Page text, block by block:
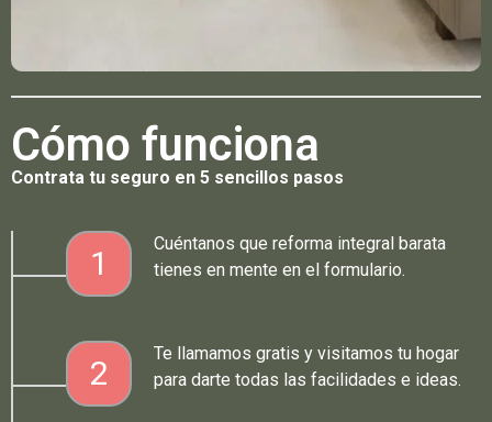
Cómo funciona
Contrata tu seguro en 5 sencillos pasos
1
Cuéntanos que reforma integral barata
tienes en mente en el formulario.
2
Te llamamos gratis y visitamos tu hogar
para darte todas las facilidades e ideas.